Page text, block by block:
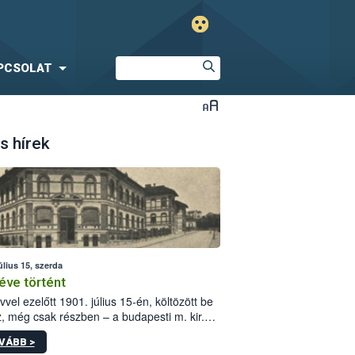
hírek
15, szerda
történt
ezelőtt 1901. július 15-én, költözött be
még csak részben – a budapesti m. kir.
állomás a Kis Rókus utca
alatti, Czigler Győző által tervezett új
>